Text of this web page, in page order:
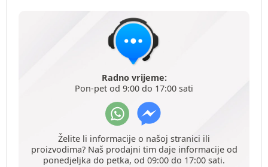
Radno vrijeme:
Pon-pet od 9:00 do 17:00 sati
Želite li informacije o našoj stranici ili
proizvodima? Naš prodajni tim daje informacije od
ponedjeljka do petka, od 09:00 do 17:00 sati.